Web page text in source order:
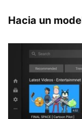
Hacia un